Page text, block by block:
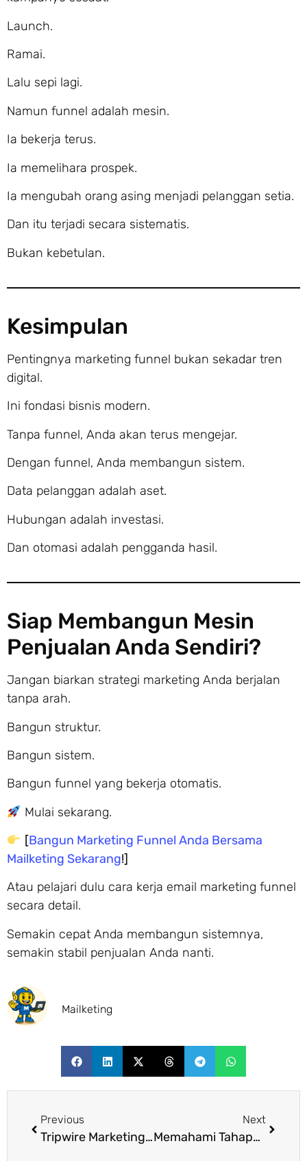
Launch.
Ramai.
Lalu sepi lagi.
Namun funnel adalah mesin.
Ia bekerja terus.
Ia memelihara prospek.
Ia mengubah orang asing menjadi pelanggan setia.
Dan itu terjadi secara sistematis.
Bukan kebetulan.
Kesimpulan
Pentingnya marketing funnel bukan sekadar tren
digital.
Ini fondasi bisnis modern.
Tanpa funnel, Anda akan terus mengejar.
Dengan funnel, Anda membangun sistem.
Data pelanggan adalah aset.
Hubungan adalah investasi.
Dan otomasi adalah pengganda hasil.
Siap Membangun Mesin
Penjualan Anda Sendiri?
Jangan biarkan strategi marketing Anda berjalan
tanpa arah.
Bangun struktur.
Bangun sistem.
Bangun funnel yang bekerja otomatis.
Mulai sekarang.
[Bangun Marketing Funnel Anda Bersama
Mailketing Sekarang!]
Atau pelajari dulu cara kerja email marketing funnel
secara detail.
Semakin cepat Anda membangun sistemnya,
semakin stabil penjualan Anda nanti.
Mailketing
Previous
Tripwire Marketing: Strategi “Killer” untuk Melejitkan Penjualan bagi Brand yang Belum Terkenal
Next
Memahami Tahapan Marketing Funnel untuk Naikkan Konversi